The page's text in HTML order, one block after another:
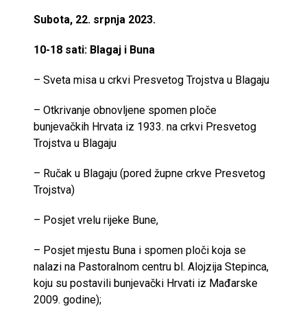
Subota, 22. srpnja 2023.
10-18 sati: Blagaj i Buna
– Sveta misa u crkvi Presvetog Trojstva u Blagaju
– Otkrivanje obnovljene spomen ploče
bunjevačkih Hrvata iz 1933. na crkvi Presvetog
Trojstva u Blagaju
– Ručak u Blagaju (pored župne crkve Presvetog
Trojstva)
– Posjet vrelu rijeke Bune,
– Posjet mjestu Buna i spomen ploči koja se
nalazi na Pastoralnom centru bl. Alojzija Stepinca,
koju su postavili bunjevački Hrvati iz Mađarske
2009. godine);